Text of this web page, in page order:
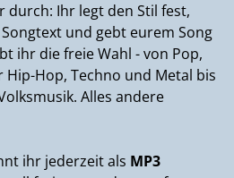
durch: Ihr legt den Stil fest,
und gebt eurem Song
ihr die freie Wahl - von Pop,
Hip-Hop, Techno und Metal bis
Alles andere
ihr jederzeit als MP3